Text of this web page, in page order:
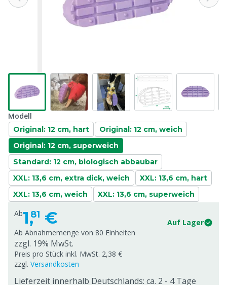
Modell
Original: 12 cm, hart
Original: 12 cm, weich
Original: 12 cm, superweich
Standard: 12 cm, biologisch abbaubar
XXL: 13,6 cm, extra dick, weich
XXL: 13,6 cm, hart
XXL: 13,6 cm, weich
XXL: 13,6 cm, superweich
Ab1,81 €
Auf Lager
Ab Abnahmemenge von 80 Einheiten
zzgl. 19% MwSt.
Preis pro Stück inkl. MwSt. 2,38 €
zzgl. Versandkosten
Lieferzeit innerhalb Deutschlands: ca. 2 - 4 Tage